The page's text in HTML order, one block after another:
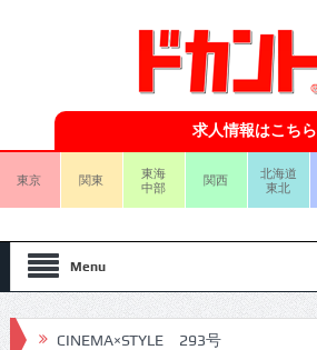
求人情報はこちら
東京 関東
東海
中部
関西
北海道
東北
Menu
CINEMA×STYLE 293号